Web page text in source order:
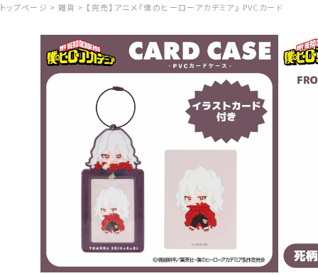
トップページ 雑貨 【完売】アニメ『僕のヒーローアカデミア』 PVCカードケー